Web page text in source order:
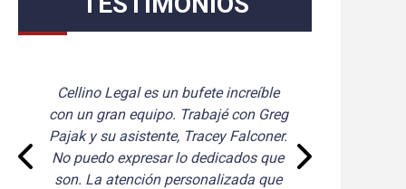
Tim Cellino manejó mi caso de
manera excelente. Es muy conocedor
y paciente con todas mis preguntas.
Se mantuvo en contacto conmigo
durante todo mi proceso. Tim